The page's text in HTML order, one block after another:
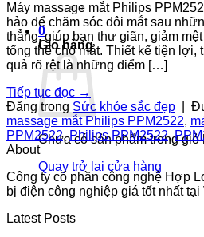
0
Giỏ hàng
Chưa có sản phẩm trong giỏ
Quay trở lại cửa hàng
Máy massage mắt Philips
hảo để chăm sóc đôi mắt sau
thẳng, giúp bạn thư giãn, giảm
tổng thể cho mắt. Thiết kế tiện lợi,
quả rõ rệt là những điểm […]
Tiếp tục đọc →
Đăng trong Sức khỏe sắc đẹp
massage mắt Philips PPM2522,
PPM2522,Philips PPM2522,
About
Công ty cổ phần công nghệ Hợp
bị điện công nghiệp giá tốt nhất tại
Latest Posts